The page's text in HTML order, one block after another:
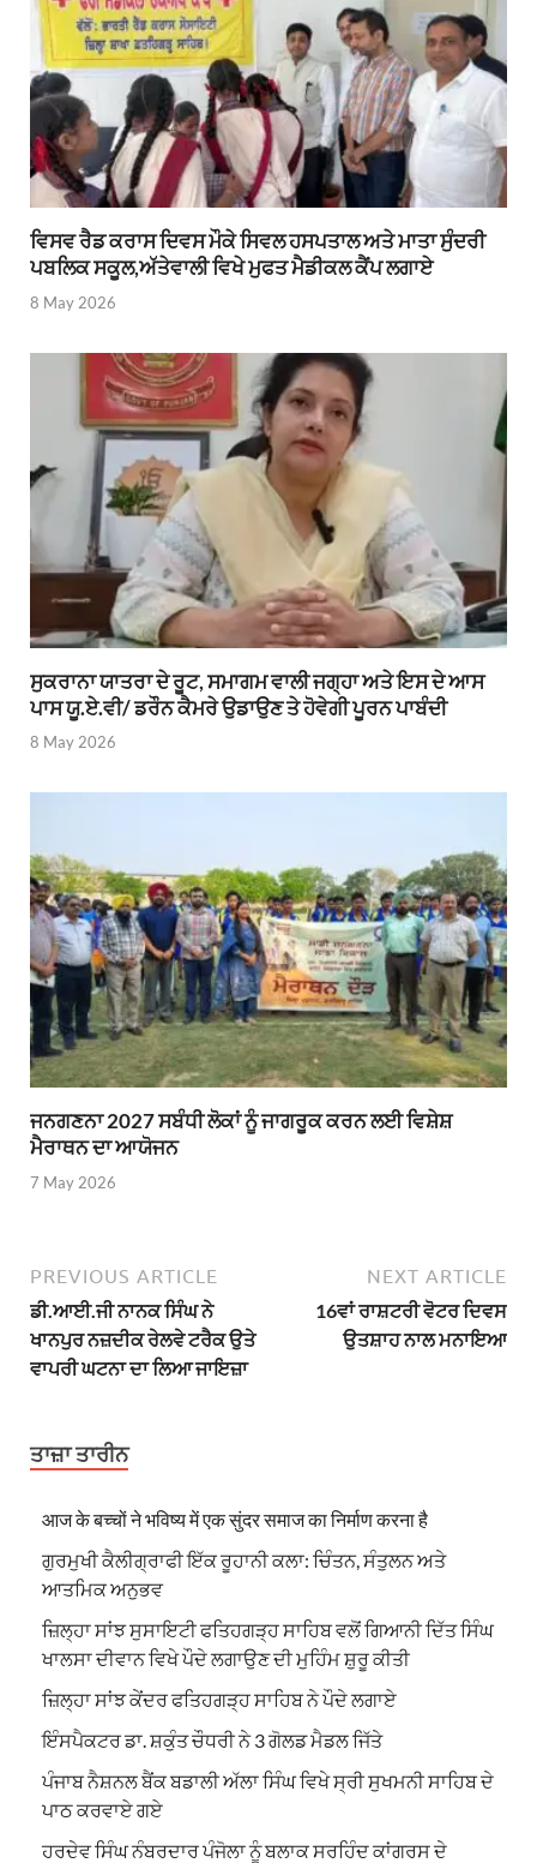
ਵਿਸਵ ਰੈਡ ਕਰਾਸ ਦਿਵਸ ਮੌਕੇ ਸਿਵਲ ਹਸਪਤਾਲ ਅਤੇ ਮਾਤਾ ਸੁੰਦਰੀ
ਪਬਲਿਕ ਸਕੂਲ,ਅੱਤੇਵਾਲੀ ਵਿਖੇ ਮੁਫਤ ਮੈਡੀਕਲ ਕੈਂਪ ਲਗਾਏ
8 May 2026
ਸੁਕਰਾਨਾ ਯਾਤਰਾ ਦੇ ਰੂਟ, ਸਮਾਗਮ ਵਾਲੀ ਜਗ੍ਹਾ ਅਤੇ ਇਸ ਦੇ ਆਸ
ਪਾਸ ਯੂ.ਏ.ਵੀ/ ਡਰੌਨ ਕੈਮਰੇ ਉਡਾਉਣ ਤੇ ਹੋਵੇਗੀ ਪੂਰਨ ਪਾਬੰਦੀ
8 May 2026
ਜਨਗਣਨਾ 2027 ਸਬੰਧੀ ਲੋਕਾਂ ਨੂੰ ਜਾਗਰੂਕ ਕਰਨ ਲਈ ਵਿਸ਼ੇਸ਼
ਮੈਰਾਥਨ ਦਾ ਆਯੋਜਨ
7 May 2026
PREVIOUS ARTICLE
ਡੀ.ਆਈ.ਜੀ ਨਾਨਕ ਸਿੰਘ ਨੇ
ਖਾਨਪੁਰ ਨਜ਼ਦੀਕ ਰੇਲਵੇ ਟਰੈਕ ਉਤੇ
ਵਾਪਰੀ ਘਟਨਾ ਦਾ ਲਿਆ ਜਾਇਜ਼ਾ
NEXT ARTICLE
16ਵਾਂ ਰਾਸ਼ਟਰੀ ਵੋਟਰ ਦਿਵਸ
ਉਤਸ਼ਾਹ ਨਾਲ ਮਨਾਇਆ
ਤਾਜ਼ਾ ਤਾਰੀਨ
आज के बच्चों ने भविष्य में एक सुंदर समाज का निर्माण करना है
ਗੁਰਮੁਖੀ ਕੈਲੀਗ੍ਰਾਫੀ ਇੱਕ ਰੂਹਾਨੀ ਕਲਾ: ਚਿੰਤਨ, ਸੰਤੁਲਨ ਅਤੇ
ਆਤਮਿਕ ਅਨੁਭਵ
ਜ਼ਿਲ੍ਹਾ ਸਾਂਝ ਸੁਸਾਇਟੀ ਫਤਿਹਗੜ੍ਹ ਸਾਹਿਬ ਵਲੋਂ ਗਿਆਨੀ ਦਿੱਤ ਸਿੰਘ
ਖਾਲਸਾ ਦੀਵਾਨ ਵਿਖੇ ਪੌਦੇ ਲਗਾਉਣ ਦੀ ਮੁਹਿੰਮ ਸ਼ੁਰੂ ਕੀਤੀ
ਜ਼ਿਲ੍ਹਾ ਸਾਂਝ ਕੇਂਦਰ ਫਤਿਹਗੜ੍ਹ ਸਾਹਿਬ ਨੇ ਪੌਦੇ ਲਗਾਏ
ਇੰਸਪੈਕਟਰ ਡਾ. ਸ਼ਕੁੰਤ ਚੌਧਰੀ ਨੇ 3 ਗੋਲਡ ਮੈਡਲ ਜਿੱਤੇ
ਪੰਜਾਬ ਨੈਸ਼ਨਲ ਬੈਂਕ ਬਡਾਲੀ ਅੱਲਾ ਸਿੰਘ ਵਿਖੇ ਸ੍ਰੀ ਸੁਖਮਨੀ ਸਾਹਿਬ ਦੇ
ਪਾਠ ਕਰਵਾਏ ਗਏ
ਹਰਦੇਵ ਸਿੰਘ ਨੰਬਰਦਾਰ ਪੰਜੋਲਾ ਨੂੰ ਬਲਾਕ ਸਰਹਿੰਦ ਕਾਂਗਰਸ ਦੇ